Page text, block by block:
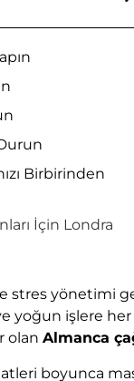
Birbirinden
İçin Londra
stres yönetimi
yoğun işlere
olanAlmanca
boyunca